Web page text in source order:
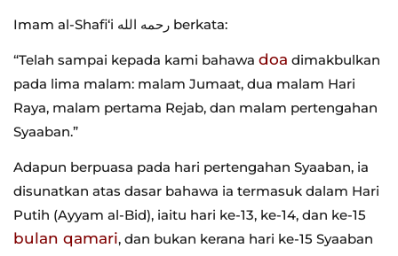
Imam al-Shafi‘i رحمه الله berkata:
“Telah sampai kepada kami bahawa doa dimakbulkan
pada lima malam: malam Jumaat, dua malam Hari
Raya, malam pertama Rejab, dan malam pertengahan
Syaaban.”
Adapun berpuasa pada hari pertengahan Syaaban, ia
disunatkan atas dasar bahawa ia termasuk dalam Hari
Putih (Ayyam al-Bid), iaitu hari ke-13, ke-14, dan ke-15
bulan qamari, dan bukan kerana hari ke-15 Syaaban